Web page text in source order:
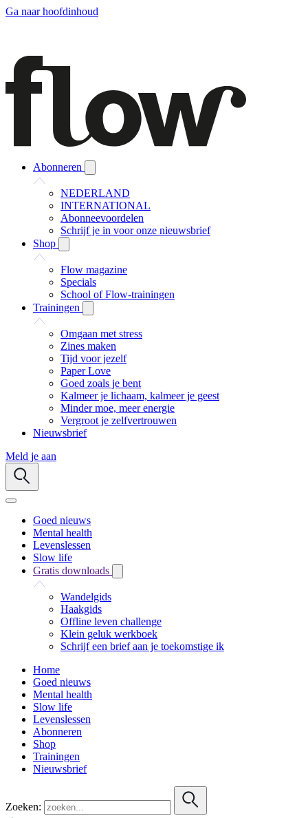
Ga naar hoofdinhoud
Abonneren
NEDERLAND
INTERNATIONAL
Abonneevoordelen
Schrijf je in voor onze nieuwsbrief
Shop
Flow magazine
Specials
School of Flow-trainingen
Trainingen
Omgaan met stress
Zines maken
Tijd voor jezelf
Paper Love
Goed zoals je bent
Kalmeer je lichaam, kalmeer je geest
Minder moe, meer energie
Vergroot je zelfvertrouwen
Nieuwsbrief
Meld je aan
Goed nieuws
Mental health
Levenslessen
Slow life
Gratis downloads
Wandelgids
Haakgids
Offline leven challenge
Klein geluk werkboek
Schrijf een brief aan je toekomstige ik
Home
Goed nieuws
Mental health
Slow life
Levenslessen
Abonneren
Shop
Trainingen
Nieuwsbrief
Zoeken: